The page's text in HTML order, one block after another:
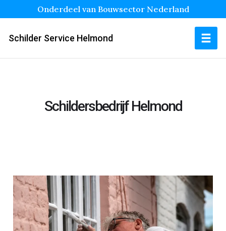
Onderdeel van Bouwsector Nederland
Schilder Service Helmond
Schildersbedrijf Helmond